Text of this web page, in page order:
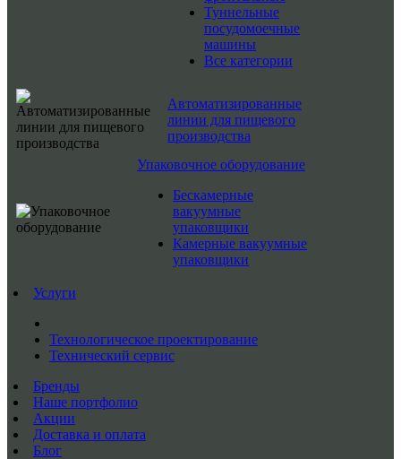
Туннельные
посудомоечные
машины
Все категории
Автоматизированные
линии для пищевого
производства
Упаковочное оборудование
Бескамерные
вакуумные
упаковщики
Камерные вакуумные
упаковщики
Услуги
Технологическое проектирование
Технический сервис
Бренды
Наше портфолио
Акции
Доставка и оплата
Блог